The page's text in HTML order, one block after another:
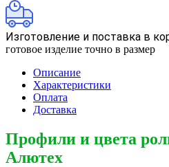
Изготовление и поставка в
готовое изделие точно в размер
Описание
Характеристики
Оплата
Доставка
Профили и цвета
Алютех